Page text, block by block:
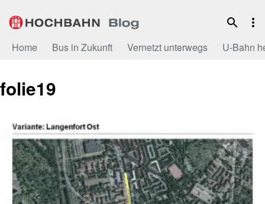
Inhalt
Home Bus in Zukunft Vernetzt unterwegs U-Bahn
folie19